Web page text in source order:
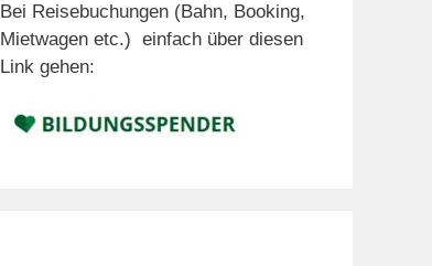
Bei Reisebuchungen (Bahn, Booking,
Mietwagen etc.) einfach über diesen
Link gehen: